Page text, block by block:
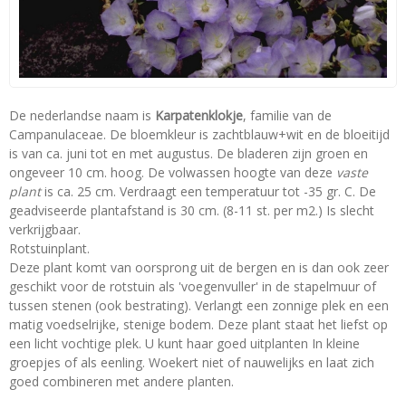
De nederlandse naam is Karpatenklokje, familie van de
Campanulaceae. De bloemkleur is zachtblauw+wit en de bloeitijd
is van ca. juni tot en met augustus. De bladeren zijn groen en
ongeveer 10 cm. hoog. De volwassen hoogte van deze vaste
plantis ca. 25 cm. Verdraagt een temperatuur tot -35 gr. C. De
geadviseerde plantafstand is 30 cm. (8-11 st. per m2.) Is slecht
verkrijgbaar.
Rotstuinplant.
Deze plant komt van oorsprong uit de bergen en is dan ook zeer
geschikt voor de rotstuin als 'voegenvuller' in de stapelmuur of
tussen stenen (ook bestrating). Verlangt een zonnige plek en een
matig voedselrijke, stenige bodem. Deze plant staat het liefst op
een licht vochtige plek. U kunt haar goed uitplanten In kleine
groepjes of als eenling. Woekert niet of nauwelijks en laat zich
goed combineren met andere planten.